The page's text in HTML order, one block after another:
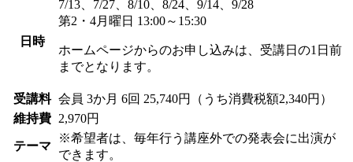
日時
7/13、7/27、8/10、8/24、9/14、9/28
第2・4月曜日 13:00～15:30
ホームページからのお申し込みは、受講日の1日前
までとなります。
受講料 会員 3か月 6回 25,740円（うち消費税額2,340円）
維持費
2,970円
テーマ
※希望者は、毎年行う講座外での発表会に出演が
できます。